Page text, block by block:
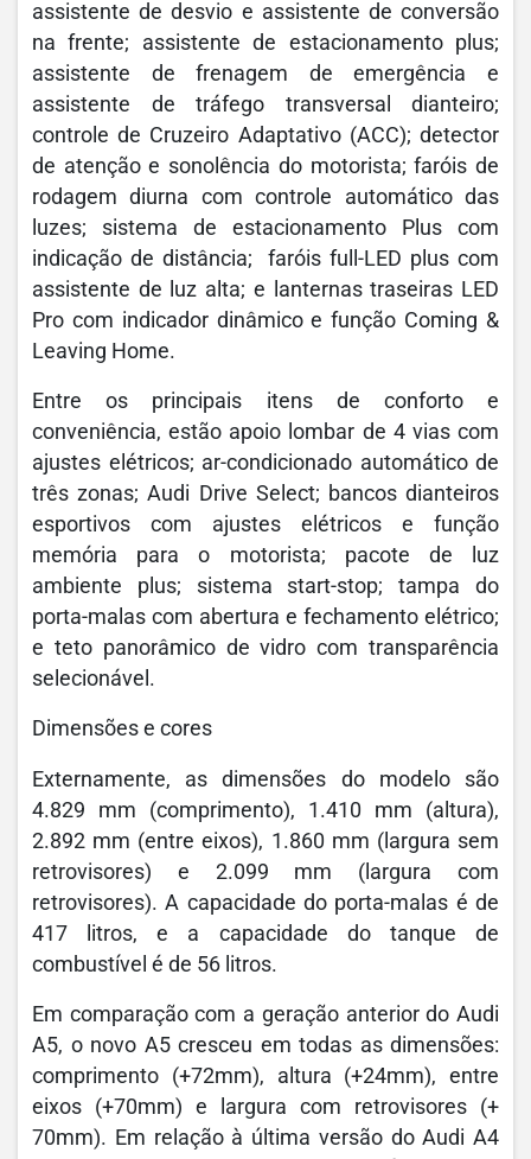
assistente de desvio e assistente de conversão
na frente; assistente de estacionamento plus;
assistente de frenagem de emergência e
assistente de tráfego transversal dianteiro;
controle de Cruzeiro Adaptativo (ACC); detector
de atenção e sonolência do motorista; faróis de
rodagem diurna com controle automático das
luzes; sistema de estacionamento Plus com
indicação de distância; faróis full-LED plus com
assistente de luz alta; e lanternas traseiras LED
Pro com indicador dinâmico e função Coming &
Leaving Home.
Entre os principais itens de conforto e
conveniência, estão apoio lombar de 4 vias com
ajustes elétricos; ar-condicionado automático de
três zonas; Audi Drive Select; bancos dianteiros
esportivos com ajustes elétricos e função
memória para o motorista; pacote de luz
ambiente plus; sistema start-stop; tampa do
porta-malas com abertura e fechamento elétrico;
e teto panorâmico de vidro com transparência
selecionável.
Dimensões e cores
Externamente, as dimensões do modelo são
4.829 mm (comprimento), 1.410 mm (altura),
2.892 mm (entre eixos), 1.860 mm (largura sem
retrovisores) e 2.099 mm (largura com
retrovisores). A capacidade do porta-malas é de
417 litros, e a capacidade do tanque de
combustível é de 56 litros.
Em comparação com a geração anterior do Audi
A5, o novo A5 cresceu em todas as dimensões:
comprimento (+72mm), altura (+24mm), entre
eixos (+70mm) e largura com retrovisores (+
70mm). Em relação à última versão do Audi A4